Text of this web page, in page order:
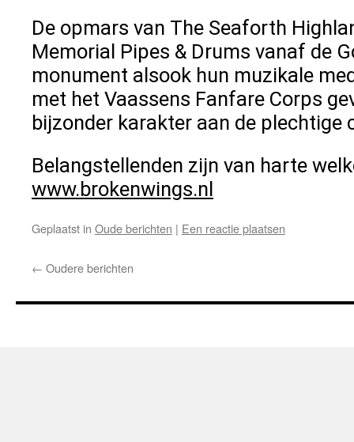
De opmars van The Seaforth
Memorial Pipes & Drums vanaf de
monument alsook hun muzikale
met het Vaassens Fanfare Corps
bijzonder karakter aan de plechtige
Belangstellenden zijn van harte
www.brokenwings.nl
Geplaatst in Oude berichten | Een reactie plaatsen
← Oudere berichten